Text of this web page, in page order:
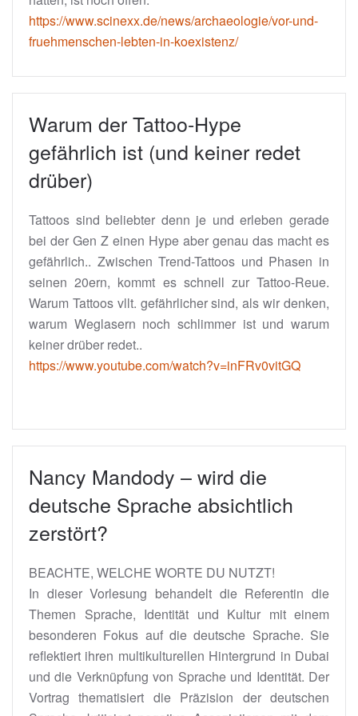
https://www.scinexx.de/news/archaeologie/vor-und-
fruehmenschen-lebten-in-koexistenz/
Warum der Tattoo-Hype
gefährlich ist (und keiner redet
drüber)
Tattoos sind beliebter denn je und erleben gerade
bei der Gen Z einen Hype aber genau das macht es
gefährlich.. Zwischen Trend-Tattoos und Phasen in
seinen 20ern, kommt es schnell zur Tattoo-Reue.
Warum Tattoos vllt. gefährlicher sind, als wir denken,
warum Weglasern noch schlimmer ist und warum
keiner drüber redet..
https://www.youtube.com/watch?v=inFRv0vitGQ
Nancy Mandody – wird die
deutsche Sprache absichtlich
zerstört?
BEACHTE, WELCHE WORTE DU NUTZT!
In dieser Vorlesung behandelt die Referentin die
Themen Sprache, Identität und Kultur mit einem
besonderen Fokus auf die deutsche Sprache. Sie
reflektiert ihren multikulturellen Hintergrund in Dubai
und die Verknüpfung von Sprache und Identität. Der
Vortrag thematisiert die Präzision der deutschen